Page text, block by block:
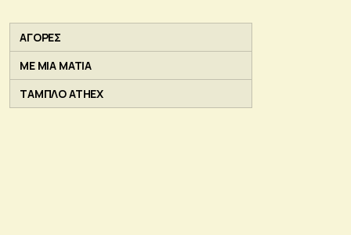
ΑΓΟΡΕΣ
ΜΕ ΜΙΑ ΜΑΤΙΑ
ΤΑΜΠΛΟ ATHEX